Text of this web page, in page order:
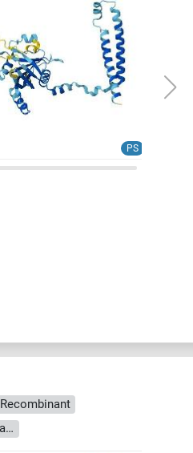
PS
Recombinant
> 90 % as determined by Bis-Tris PAGE, anti-tag ELISA, Western Blot and analytical SEC (HPLC)